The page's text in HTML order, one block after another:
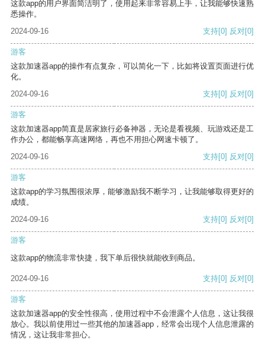
这款app的用户界面简洁明了，使用起来非常容易上手，让我能够快速熟
悉操作。
2024-09-16
支持[0] 反对[0]
游客
这款加速器app的操作有点复杂，可以简化一下，比如将设置页面进行优
化。
2024-09-16
支持[0] 反对[0]
游客
这款加速器app简直是居家旅行必备神器，无论是看视频、玩游戏还是工
作办公，都能畅享高速网络，再也不用担心网速卡顿了。
2024-09-16
支持[0] 反对[0]
游客
这款app的学习氛围很浓厚，能够激励我不断学习，让我能够取得更好的
成绩。
2024-09-16
支持[0] 反对[0]
游客
这款app的物流非常快捷，我下单后很快就能收到商品。
2024-09-16 支持[0] 反对[0]
游客
这款加速器app的安全性很高，使用过程中不会泄露个人信息，这让我很
放心。我以前使用过一些其他的加速器app，经常会出现个人信息泄露的
情况，这让我非常担心。